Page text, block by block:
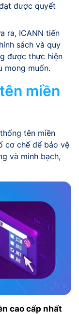
được quyết
ra, ICANN tiến
sách và quy
được thực hiện
mong muốn.
miền
tên miền
cơ chế để bảo vệ
và minh bạch,
cao cấp nhất